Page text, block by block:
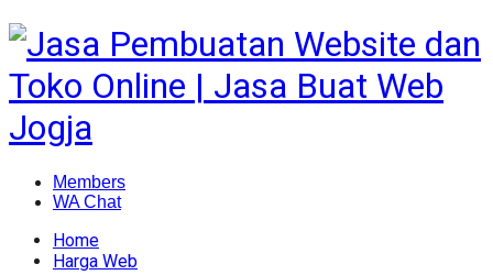
Members
WA Chat
Home
Harga Web